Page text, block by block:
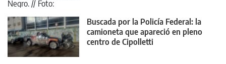
Buscada por la Policía Federal: la
camioneta que apareció en pleno
centro de Cipolletti